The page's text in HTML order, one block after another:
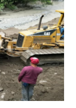
deportivos
en Mérida con
Bandera
socialista en
en el estado